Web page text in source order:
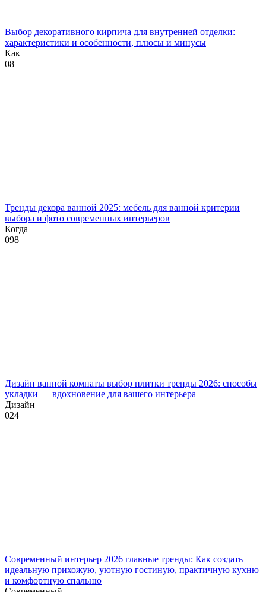
Выбор декоративного кирпича для внутренней отделки:
характеристики и особенности, плюсы и минусы
Как
08
Тренды декора ванной 2025: мебель для ванной критерии
выбора и фото современных интерьеров
Когда
098
Дизайн ванной комнаты выбор плитки тренды 2026: способы
укладки — вдохновение для вашего интерьера
Дизайн
024
Современный интерьер 2026 главные тренды: Как создать
идеальную прихожую, уютную гостиную, практичную кухню
и комфортную спальню